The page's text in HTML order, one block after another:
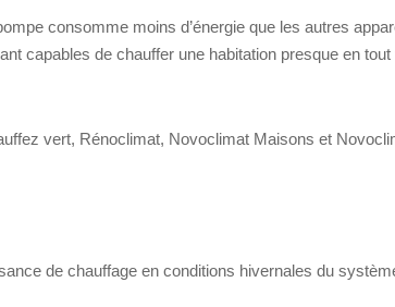
consomme moins d’énergie que les autres
capables de chauffer une habitation presque en
vert, Rénoclimat, Novoclimat Maisons et
de chauffage en conditions hivernales du